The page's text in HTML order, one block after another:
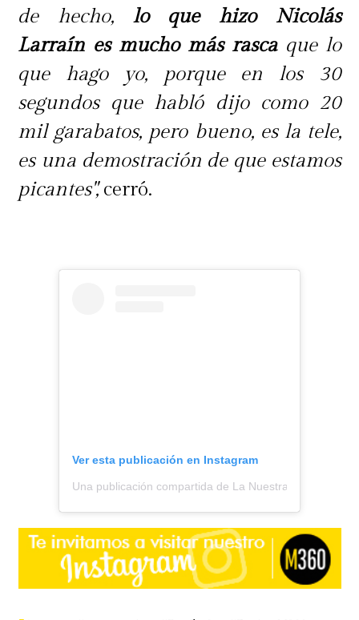
de hecho, lo que hizo Nicolás
Larraín es mucho más rascaque lo
que hago yo, porque en los 30
segundos que habló dijo como 20
mil garabatos, pero bueno, es la tele,
es una demostración de que estamos
picantes",cerró.
Ver esta publicación en Instagram
Una publicación compartida de La Nuestra